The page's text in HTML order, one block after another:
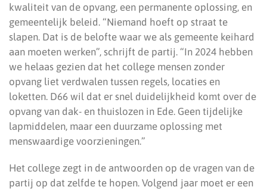
kwaliteit van de opvang, een permanente oplossing, en
gemeentelijk beleid. “Niemand hoeft op straat te
slapen. Dat is de belofte waar we als gemeente keihard
aan moeten werken”, schrijft de partij. “In 2024 hebben
we helaas gezien dat het college mensen zonder
opvang liet verdwalen tussen regels, locaties en
loketten. D66 wil dat er snel duidelijkheid komt over de
opvang van dak- en thuislozen in Ede. Geen tijdelijke
lapmiddelen, maar een duurzame oplossing met
menswaardige voorzieningen.”
Het college zegt in de antwoorden op de vragen van de
partij op dat zelfde te hopen. Volgend jaar moet er een